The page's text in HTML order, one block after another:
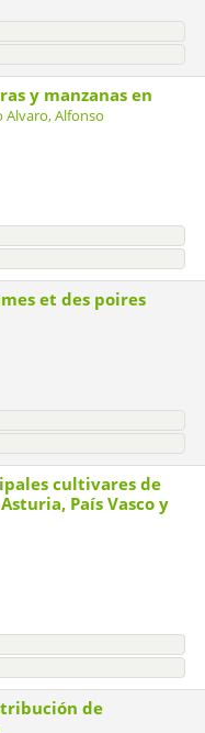
y manzanas en
Alvaro, Alfonso
et des poires
cultivares de
País Vasco y
de